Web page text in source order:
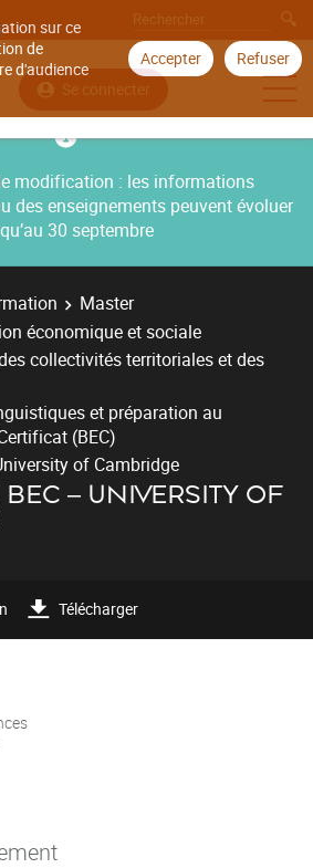
sur ce
de
d'audience
Accepter Refuser
Se connecter
modification : les informations
des enseignements peuvent évoluer
30 septembre
Master
économique et sociale
collectivités territoriales et des
et préparation au
(BEC)
of Cambridge
– UNIVERSITY OF
Télécharger